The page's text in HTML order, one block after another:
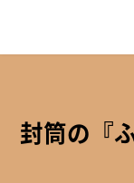
封筒の『